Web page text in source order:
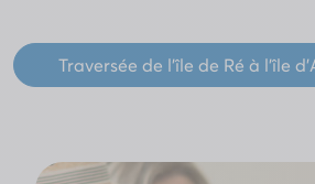
Traversée de l'île de Ré à l'île